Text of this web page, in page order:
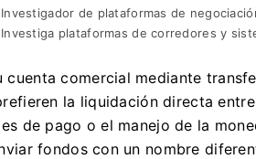
Investigador de plataformas de
Investiga plataformas de corredores y
cuenta comercial mediante
la liquidación directa
de pago o el manejo de la
fondos con un nombre